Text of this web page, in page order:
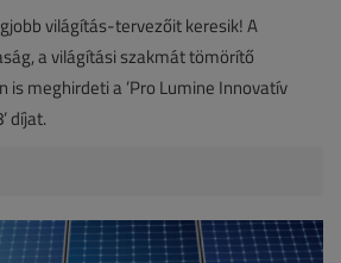
világítás-tervezőit keresik! A
a világítási szakmát tömörítő
is meghirdeti a ’Pro Lumine Innovatív
díjat.